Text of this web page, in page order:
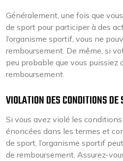
Généralement, une fois que
de sport pour participer à des
l’organisme sportif, vous ne
remboursement. De même, si
peu probable que vous puissiez
remboursement.
VIOLATION DES CONDITIONS DE
Si vous avez violé les
énoncées dans les termes et
de sport, l’organisme sportif
de remboursement. Assurez-